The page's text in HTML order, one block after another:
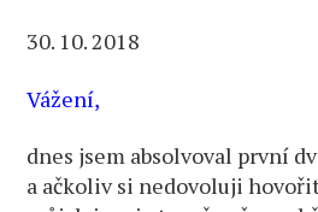
30. 10. 2018
Vážení,
dnes jsem absolvoval první
a ačkoliv si nedovoluji